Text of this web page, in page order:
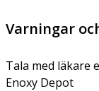
Varningar
Tala med läkare
Enoxy Depot